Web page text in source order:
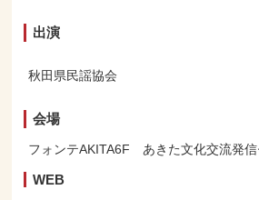
出演
秋田県民謡協会
会場
フォンテAKITA6F あきた文化交流発信
WEB